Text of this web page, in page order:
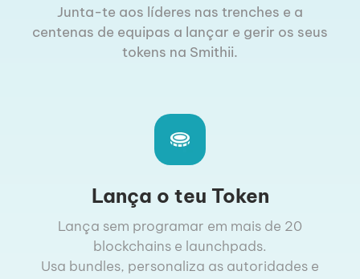
Junta-te aos líderes nas trenches e a
centenas de equipas a lançar e gerir os seus
tokens na Smithii.
Lança o teu Token
Lança sem programar em mais de 20
blockchains e launchpads.
Usa bundles, personaliza as autoridades e